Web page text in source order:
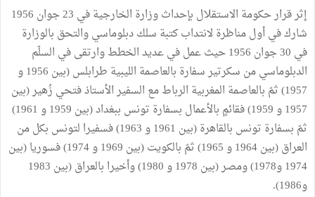
إثر قرار حكومة الاستقلال بإحداث وزارة الخارجية في 23 جوان 1956
شارك في أول مناظرة لانتداب كتبة سلك دبلوماسي والتحق بالوزارة
في 30 جوان 1956 حيث عمل في عديد الخطط وارتقى في السلّم
الدبلوماسي من سكرتير سفارة بالعاصمة الليبية طرابلس (بين 1956 و
1957) ثمّ بالعاصمة المغربية الرباط مع السفير الأستاذ فتحي زُهير (بين
1957 و 1959) فقائمٍ بالأعمال بسفارة تونس ببغداد (بين 1959 و 1961)
ثمّ بسفارة تونس بالقاهرة (بين 1961 و 1963) فسفيرا لتونس بكل من
العراق (بين 1964 و 1965) ثمّ بالكويت (بين 1969 و 1974) فسوريا (بين
1974 و1978) ومصر (بين 1978 و 1980) وأخيرا بالعراق (بين 1983
و1986).